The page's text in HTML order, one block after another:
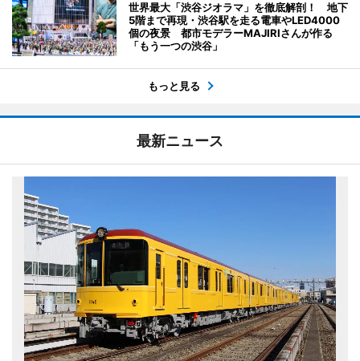
世界最大「渋谷ジオラマ」を徹底解剖！ 地下
5階まで再現・渋谷駅を走る電車やLED4000
個の夜景 都市モデラーMAJIRIさんが作る
「もう一つの渋谷」
もっと見る
最新ニュース